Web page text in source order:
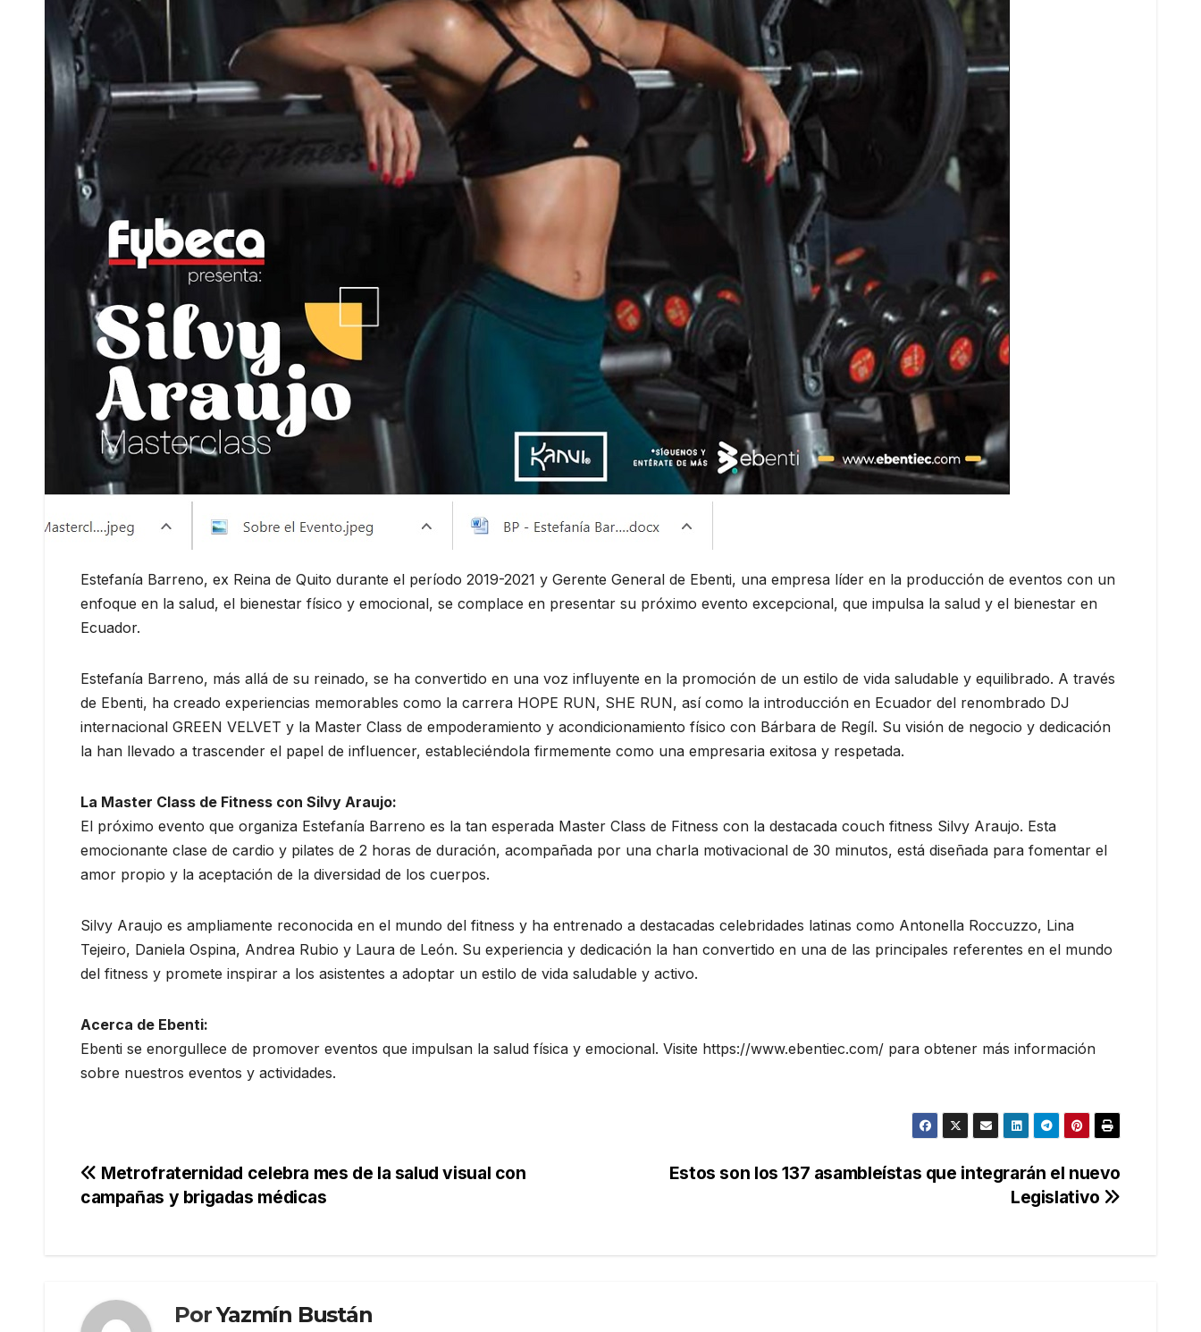
Estefanía Barreno, ex Reina de Quito durante el período 2019-2021 y Gerente General de Ebenti, una empresa líder en la producción de eventos con un
enfoque en la salud, el bienestar físico y emocional, se complace en presentar su próximo evento excepcional, que impulsa la salud y el bienestar en
Ecuador.
Estefanía Barreno, más allá de su reinado, se ha convertido en una voz influyente en la promoción de un estilo de vida saludable y equilibrado. A través
de Ebenti, ha creado experiencias memorables como la carrera HOPE RUN, SHE RUN, así como la introducción en Ecuador del renombrado DJ
internacional GREEN VELVET y la Master Class de empoderamiento y acondicionamiento físico con Bárbara de Regíl. Su visión de negocio y dedicación
la han llevado a trascender el papel de influencer, estableciéndola firmemente como una empresaria exitosa y respetada.
La Master Class de Fitness con Silvy Araujo:
El próximo evento que organiza Estefanía Barreno es la tan esperada Master Class de Fitness con la destacada couch fitness Silvy Araujo. Esta
emocionante clase de cardio y pilates de 2 horas de duración, acompañada por una charla motivacional de 30 minutos, está diseñada para fomentar el
amor propio y la aceptación de la diversidad de los cuerpos.
Silvy Araujo es ampliamente reconocida en el mundo del fitness y ha entrenado a destacadas celebridades latinas como Antonella Roccuzzo, Lina
Tejeiro, Daniela Ospina, Andrea Rubio y Laura de León. Su experiencia y dedicación la han convertido en una de las principales referentes en el mundo
del fitness y promete inspirar a los asistentes a adoptar un estilo de vida saludable y activo.
Acerca de Ebenti:
Ebenti se enorgullece de promover eventos que impulsan la salud física y emocional. Visite https://www.ebentiec.com/ para obtener más información
sobre nuestros eventos y actividades.
Navegación
Estos son los 137 asambleístas que integrarán el nuevo
Legislativo
Metrofraternidad celebra mes de la salud visual con
campañas y brigadas médicas
PorYazmín Bustán